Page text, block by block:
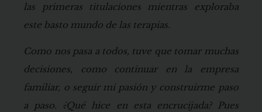
las primeras titulaciones mientras exploraba
este basto mundo de las terapias.
Como nos pasa a todos, tuve que tomar muchas
decisiones, como continuar en la empresa
familiar, o seguir mi pasión y construirme paso
a paso. ¿Qué hice en esta encrucijada? Pues